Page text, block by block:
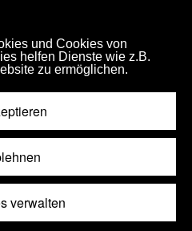
und Cookies von
helfen Dienste wie z.B.
zu ermöglichen.
verwalten
© 2026